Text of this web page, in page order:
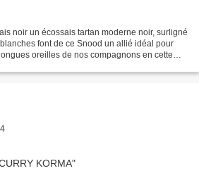
noir un écossais tartan moderne noir, surligné
font de ce Snood un allié idéal pour
oreilles de nos compagnons en cette